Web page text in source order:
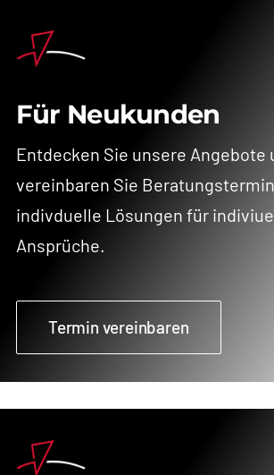
Für Neukunden
Entdecken Sie unsere Angebote
vereinbaren Sie
indivduelle Lösungen für
Ansprüche.
Termin vereinbaren